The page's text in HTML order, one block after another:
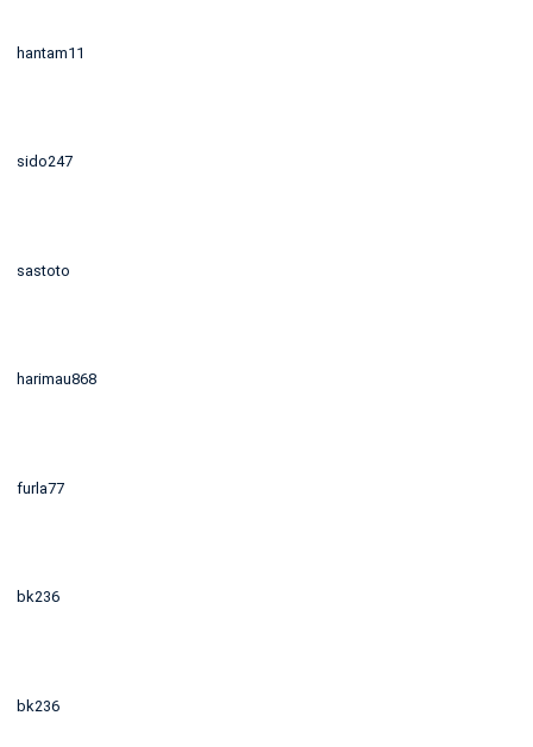
hantam11
sido247
sastoto
harimau868
furla77
bk236
bk236